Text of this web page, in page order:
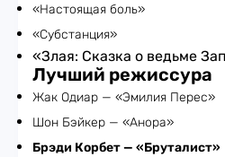
«Настоящая боль»
«Субстанция»
«Злая: Сказка о ведьме
Лучший режиссура
Жак Одиар — «Эмилия Перес»
Шон Бэйкер — «Анора»
Брэди Корбет — «Бруталист»